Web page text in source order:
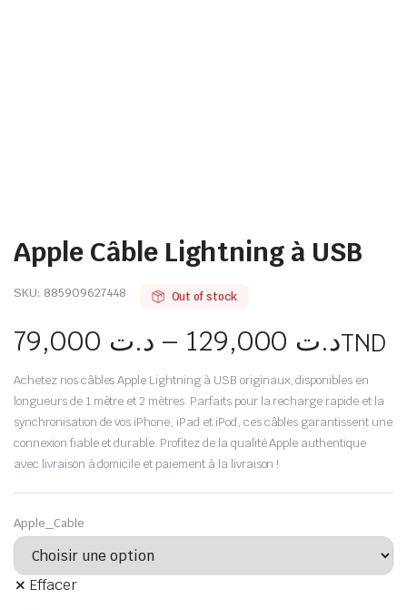
Apple Câble Lightning à USB
SKU: 885909627448 Out of stock
د.ت – د.تTND
Achetez nos câbles Apple Lightning à USB originaux, disponibles en
longueurs de 1 mètre et 2 mètres. Parfaits pour la recharge rapide et la
synchronisation de vos iPhone, iPad et iPod, ces câbles garantissent une
connexion fiable et durable. Profitez de la qualité Apple authentique
avec livraison à domicile et paiement à la livraison !
Apple_Cable
Effacer